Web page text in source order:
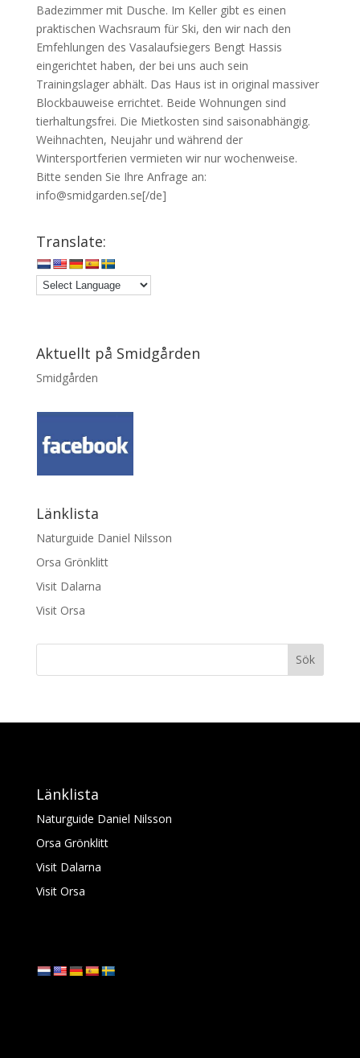
Badezimmer mit Dusche. Im Keller gibt es einen
praktischen Wachsraum für Ski, den wir nach den
Emfehlungen des Vasalaufsiegers Bengt Hassis
eingerichtet haben, der bei uns auch sein
Trainingslager abhält. Das Haus ist in original massiver
Blockbauweise errichtet. Beide Wohnungen sind
tierhaltungsfrei. Die Mietkosten sind saisonabhängig.
Weihnachten, Neujahr und während der
Wintersportferien vermieten wir nur wochenweise.
Bitte senden Sie Ihre Anfrage an:
info@smidgarden.se[/de]
Translate:
Aktuellt på Smidgården
Smidgården
Länklista
Naturguide Daniel Nilsson
Orsa Grönklitt
Visit Dalarna
Visit Orsa
Sök
Länklista
Naturguide Daniel Nilsson
Orsa Grönklitt
Visit Dalarna
Visit Orsa